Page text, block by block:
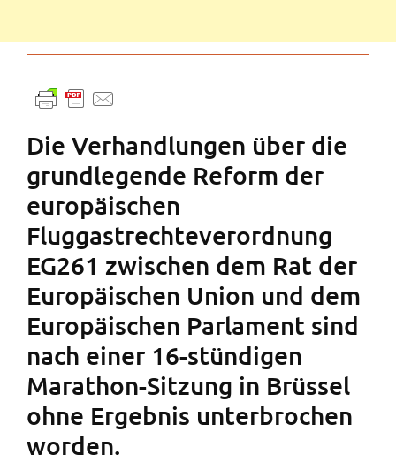
Die Verhandlungen über die
grundlegende Reform der
europäischen
Fluggastrechteverordnung
EG261 zwischen dem Rat der
Europäischen Union und dem
Europäischen Parlament sind
nach einer 16-stündigen
Marathon-Sitzung in Brüssel
ohne Ergebnis unterbrochen
worden.